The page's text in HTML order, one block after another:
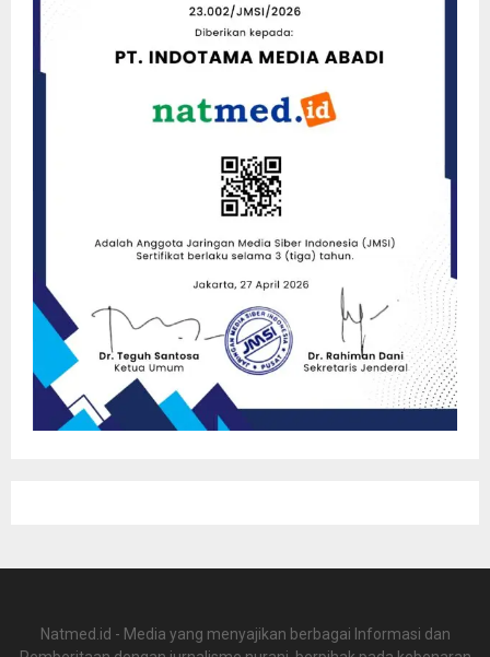
Natmed.id - Media yang menyajikan berbagai Informasi dan